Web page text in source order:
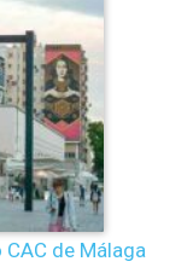
de Málaga